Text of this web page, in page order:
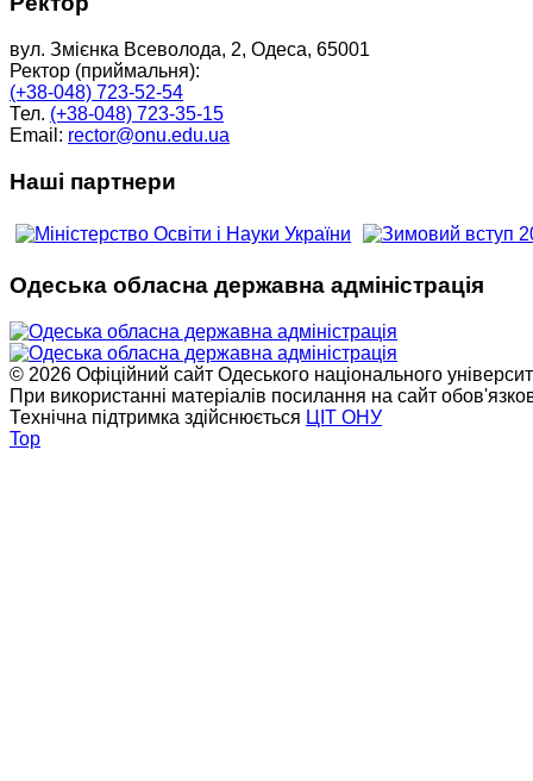
вул. Змієнка Всеволода, 2, Одеса, 65001
Ректор (приймальня):
(+38-048) 723-52-54
Тел. (+38-048) 723-35-15
Email: rector@onu.edu.ua
Наші партнери
Одеська обласна державна адміністрація
© 2026 Офіційний сайт Одеського національного
При використанні матеріалів посилання на сайт
Технічна підтримка здійснюється ЦІТ ОНУ
Top